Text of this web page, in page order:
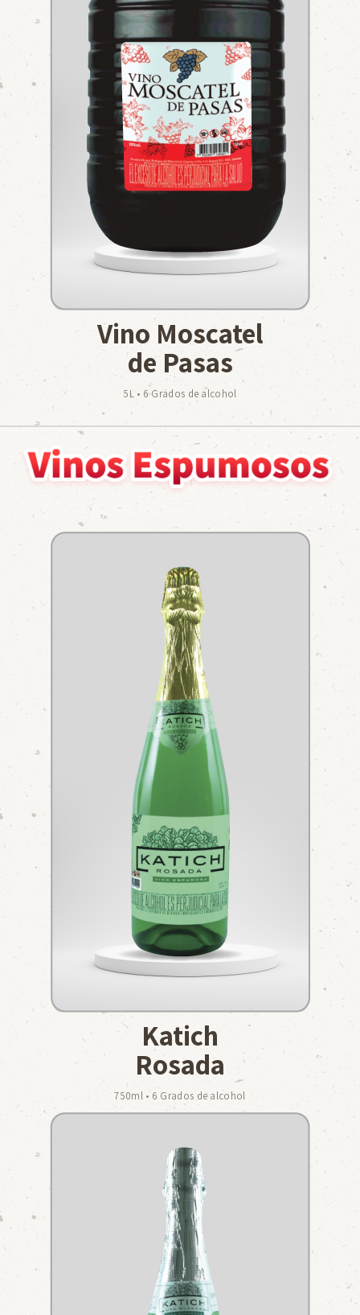
Vino Moscatel
de Pasas
5L • 6 Grados de alcohol
Katich
Rosada
750ml • 6 Grados de alcohol